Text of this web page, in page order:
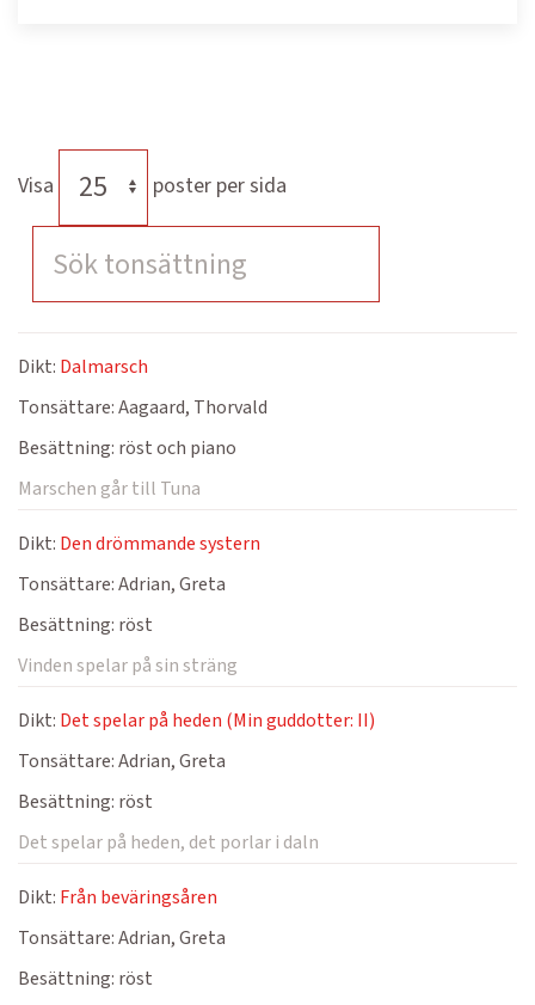
Visa poster per sida
Dikt: Dalmarsch
Tonsättare:Aagaard, Thorvald
Besättning: röst och piano
Marschen går till Tuna
Dikt: Den drömmande systern
Tonsättare:Adrian, Greta
Besättning: röst
Vinden spelar på sin sträng
Dikt: Det spelar på heden (Min guddotter: II)
Tonsättare:Adrian, Greta
Besättning: röst
Det spelar på heden, det porlar i daln
Dikt: Från beväringsåren
Tonsättare:Adrian, Greta
Besättning: röst